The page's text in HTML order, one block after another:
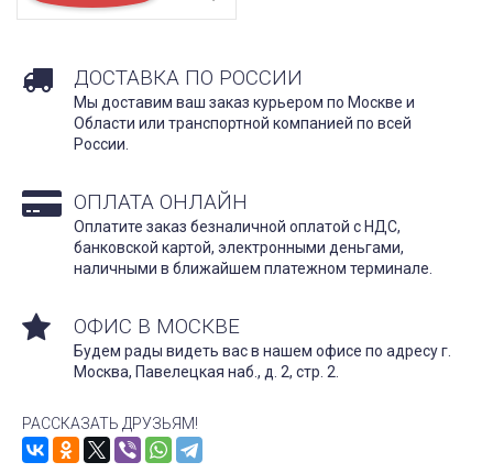
ДОСТАВКА ПО РОССИИ
Мы доставим ваш заказ курьером по Москве и
Области или транспортной компанией по всей
России.
ОПЛАТА ОНЛАЙН
Оплатите заказ безналичной оплатой с НДС,
банковской картой, электронными деньгами,
наличными в ближайшем платежном терминале.
ОФИС В МОСКВЕ
Будем рады видеть вас в нашем офисе по адресу г.
Москва, Павелецкая наб., д. 2, стр. 2.
РАССКАЗАТЬ ДРУЗЬЯМ!